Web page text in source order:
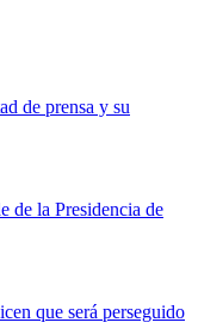
de prensa y su
de la Presidencia de
que será perseguido